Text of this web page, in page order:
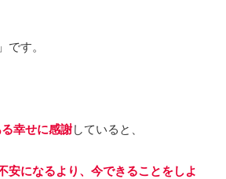
です。
幸せに感謝していると、
安になるより、今できることをしよ